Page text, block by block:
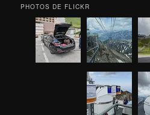
PHOTOS DE FLICKR